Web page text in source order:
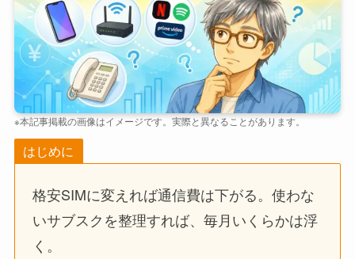
※本記事掲載の画像はイメージです。実際と異なることがあります。
はじめに
格安SIMに変えれば通信費は下がる。使わな
いサブスクを整理すれば、毎月いくらかは浮
く。